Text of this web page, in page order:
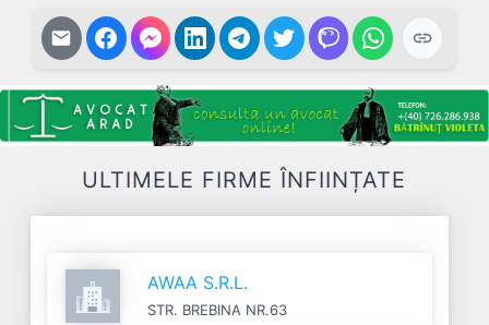
ULTIMELE FIRME ÎNFIINȚATE
AWAA S.R.L.
STR. BREBINA NR.63